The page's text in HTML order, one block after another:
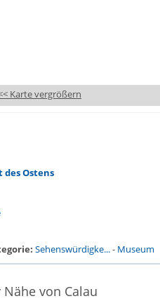
Karte vergrößern
des Ostens
Sehenswürdigke...- Museum
von Calau